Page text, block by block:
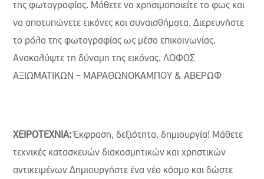
της φωτογραφίας. Μάθετε να χρησιμοποιείτε το φως και
να αποτυπώνετε εικόνες και συναισθήματα. Διερευνήστε
το ρόλο της φωτογραφίας ως µέσο επικοινωνίας.
Ανακαλύψτε τη δύναμη της εικόνας. ΛΟΦΟΣ
ΑΞΙΩΜΑΤΙΚΩΝ – ΜΑΡΑΘΩΝΟΚΑΜΠΟΥ & ΑΒΕΡΩΦ
ΧΕΙΡΟΤΕΧΝΙΑ:Έκφραση, δεξιότητα, δημιουργία! Μάθετε
τεχνικές κατασκευών διακοσμητικών και χρηστικών
αντικειμένων Δημιουργήστε ένα νέο κόσμο και δώστε